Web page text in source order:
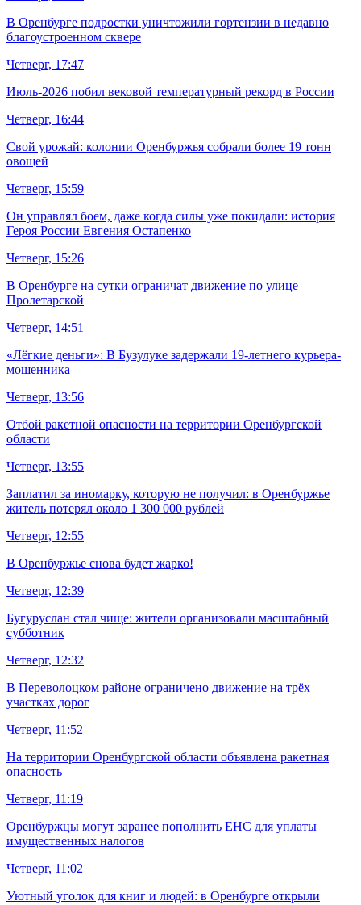
В Оренбурге подростки уничтожили гортензии в недавно
благоустроенном сквере
Четверг, 17:47
Июль-2026 побил вековой температурный рекорд в России
Четверг, 16:44
Свой урожай: колонии Оренбуржья собрали более 19 тонн
овощей
Четверг, 15:59
Он управлял боем, даже когда силы уже покидали: история
Героя России Евгения Остапенко
Четверг, 15:26
В Оренбурге на сутки ограничат движение по улице
Пролетарской
Четверг, 14:51
«Лёгкие деньги»: В Бузулуке задержали 19-летнего курьера-
мошенника
Четверг, 13:56
Отбой ракетной опасности на территории Оренбургской
области
Четверг, 13:55
Заплатил за иномарку, которую не получил: в Оренбуржье
житель потерял около 1 300 000 рублей
Четверг, 12:55
В Оренбуржье снова будет жарко!
Четверг, 12:39
Бугуруслан стал чище: жители организовали масштабный
субботник
Четверг, 12:32
В Переволоцком районе ограничено движение на трёх
участках дорог
Четверг, 11:52
На территории Оренбургской области объявлена ракетная
опасность
Четверг, 11:19
Оренбуржцы могут заранее пополнить ЕНС для уплаты
имущественных налогов
Четверг, 11:02
Уютный уголок для книг и людей: в Оренбурге открыли